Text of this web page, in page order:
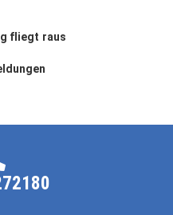
fliegt raus